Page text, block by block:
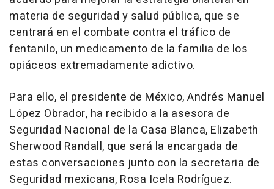
materia de seguridad y salud pública, que se
centrará en el combate contra el tráfico de
fentanilo, un medicamento de la familia de los
opiáceos extremadamente adictivo.
Para ello, el presidente de México, Andrés Manuel
López Obrador, ha recibido a la asesora de
Seguridad Nacional de la Casa Blanca, Elizabeth
Sherwood Randall, que será la encargada de
estas conversaciones junto con la secretaria de
Seguridad mexicana, Rosa Icela Rodríguez.